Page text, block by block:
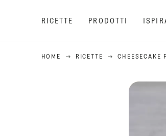
RICETTE PRODOTTI
HOME RICETTE CHEESECAKE